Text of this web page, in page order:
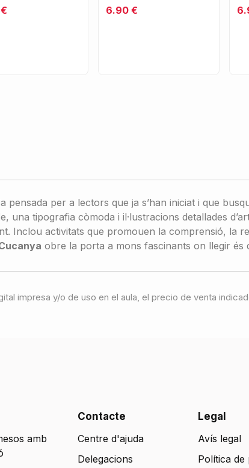
6.90 €
pensada per a lectors que ja s’han iniciat i que
una tipografia còmoda i il·lustracions detallades
Inclou activitats que promouen la comprensió, la
obre la porta a mons fascinants on llegir és
impresa y/o de uso en el aula, el precio de venta
amb
Contacte
Centre d'ajuda
Delegacions
Legal
Avís legal
Política de